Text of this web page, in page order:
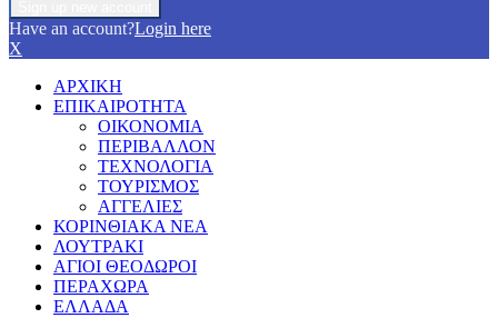
Have an account?Login here
X
ΑΡΧΙΚΗ
ΕΠΙΚΑΙΡΟΤΗΤΑ
ΟΙΚΟΝΟΜΙΑ
ΠΕΡΙΒΑΛΛΟΝ
ΤΕΧΝΟΛΟΓΙΑ
ΤΟΥΡΙΣΜΟΣ
ΑΓΓΕΛΙΕΣ
ΚΟΡΙΝΘΙΑΚΑ ΝΕΑ
ΛΟΥΤΡΑΚΙ
ΑΓΙΟΙ ΘΕΟΔΩΡΟΙ
ΠΕΡΑΧΩΡΑ
ΕΛΛΑΔΑ